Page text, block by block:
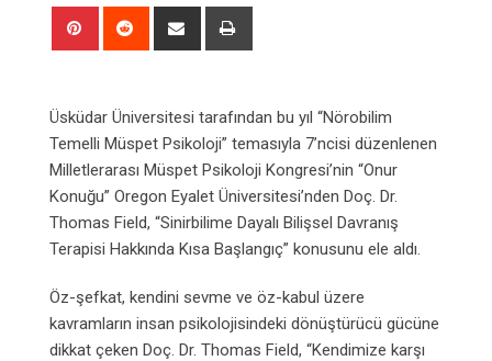
Pinterest Reddit
Share
Üsküdar Üniversitesi tarafından bu yıl “Nörobilim
Temelli Müspet Psikoloji” temasıyla 7’ncisi düzenlenen
Milletlerarası Müspet Psikoloji Kongresi’nin “Onur
Konuğu” Oregon Eyalet Üniversitesi’nden Doç. Dr.
Thomas Field, “Sinirbilime Dayalı Bilişsel Davranış
Terapisi Hakkında Kısa Başlangıç” konusunu ele aldı.
Öz-şefkat, kendini sevme ve öz-kabul üzere
kavramların insan psikolojisindeki dönüştürücü gücüne
dikkat çeken Doç. Dr. Thomas Field, “Kendimize karşı